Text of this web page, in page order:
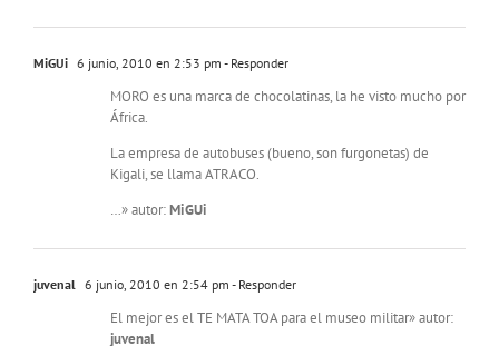
MiGUi 6 junio, 2010 en 2:53 pm - Responder
MORO es una marca de chocolatinas, la he visto mucho por
África.
La empresa de autobuses (bueno, son furgonetas) de
Kigali, se llama ATRACO.
…» autor:MiGUi
juvenal 6 junio, 2010 en 2:54 pm - Responder
El mejor es el TE MATA TOA para el museo militar» autor:
juvenal